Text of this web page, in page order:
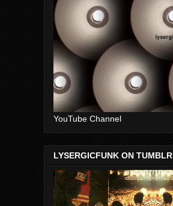
YouTube Channel
LYSERGICFUNK ON TUMBLR